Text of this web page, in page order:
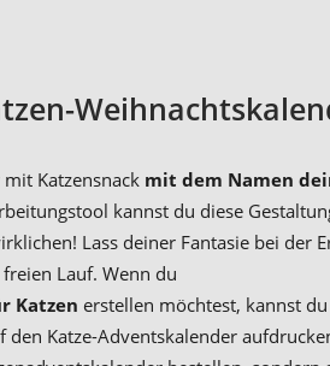
Katzensnack mit dem Namen
kannst du diese
Lass deiner Fantasie bei der
Lauf. Wenn du
Katzen erstellen möchtest, kannst
den Katze-Adventskalender